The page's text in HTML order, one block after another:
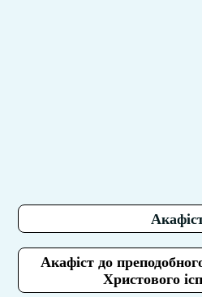
Акафіст до
Христового